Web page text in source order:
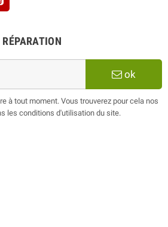
ok
à tout moment. Vous trouverez pour cela nos
les conditions d'utilisation du site.